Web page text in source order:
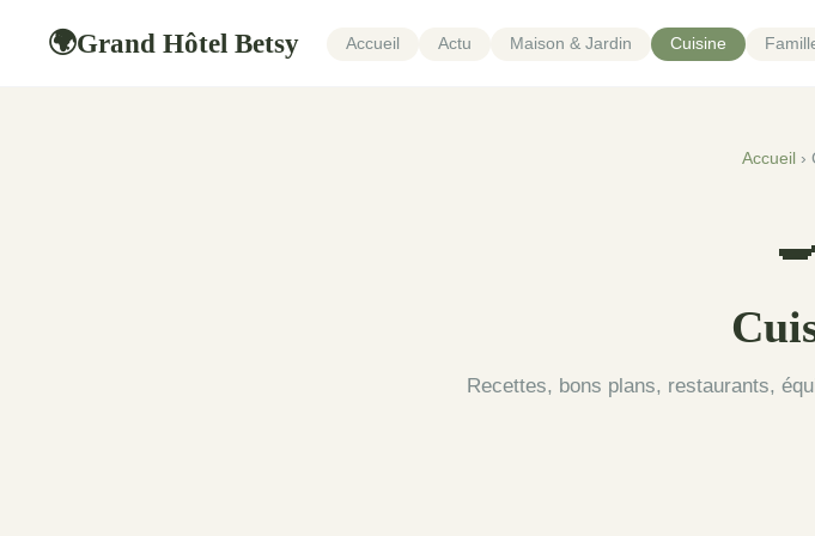
🌍Grand Hôtel Betsy Accueil Actu Maison & Jardin Cuisine
Accueil ›
Recettes, bons plans, restaurants,